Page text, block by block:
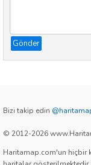
Gönder
Bizi takip edin
© 2012-2026
Haritamap.com'un hiçbir